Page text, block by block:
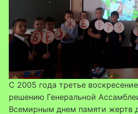
С 2005 года третье
решению Генеральной
Всемирным днем памяти